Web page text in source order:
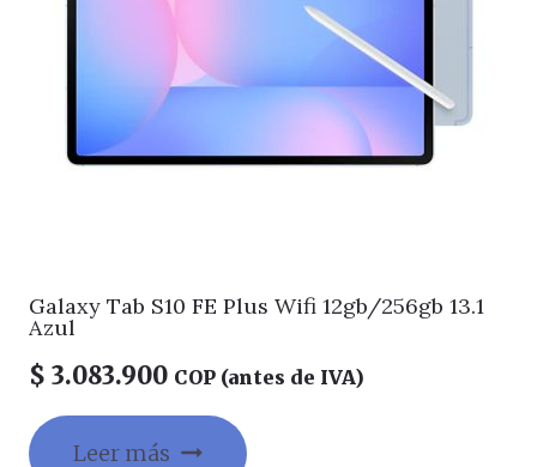
Galaxy Tab S10 FE Plus Wifi 12gb/256gb 13.1
Azul
$ 3.083.900 COP (antes de IVA)
Leer más